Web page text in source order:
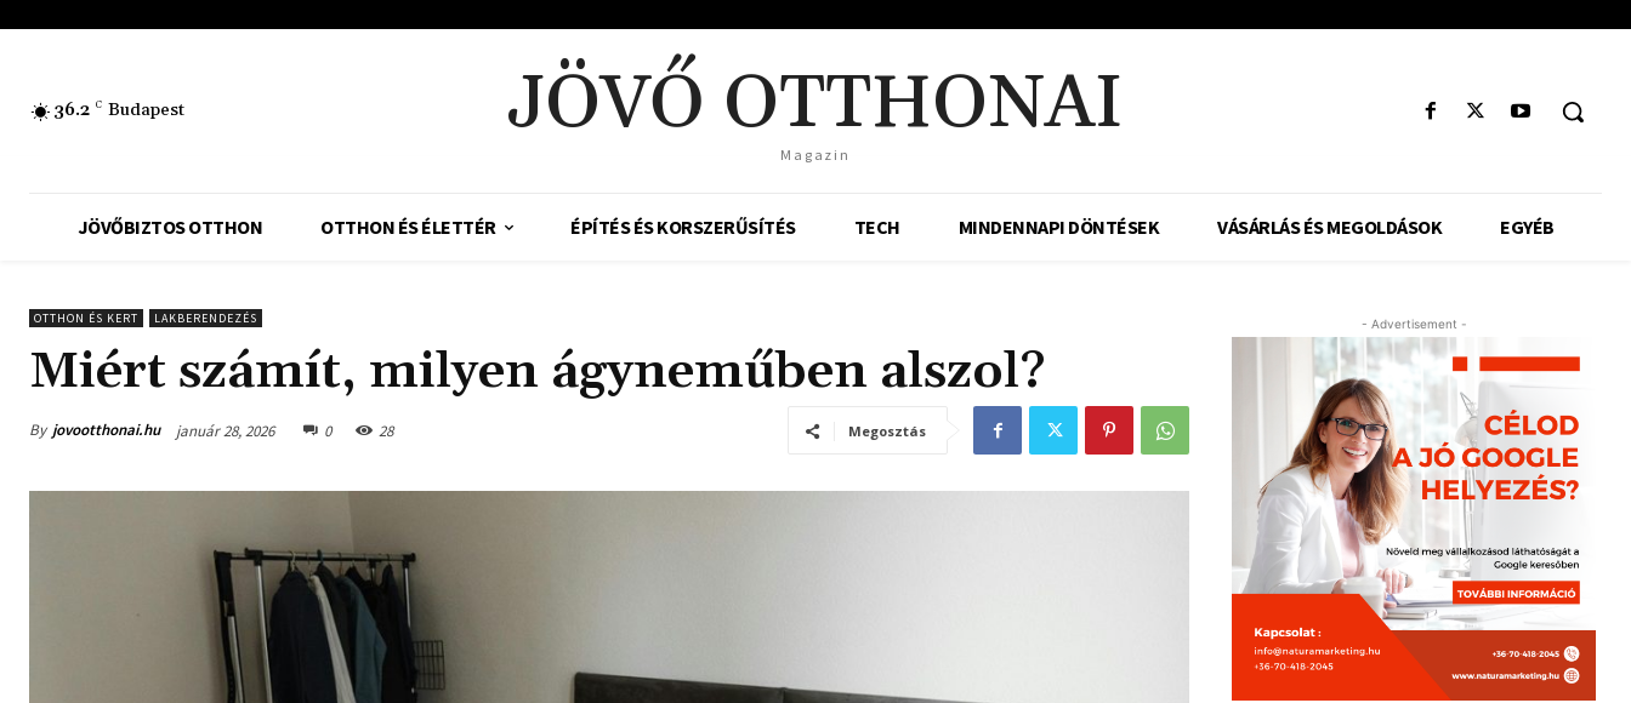
36.2 C Budapest JÖVŐ OTTHONAI
Magazin
JÖVŐBIZTOS OTTHON OTTHON ÉS ÉLETTÉR ÉPÍTÉS ÉS KORSZERŰSÍTÉS TECH MINDENNAPI DÖNTÉSEK VÁSÁRLÁS ÉS MEGOLDÁSOK EGYÉB
OTTHON ÉS KERT LAKBERENDEZÉS
Miért számít, milyen ágyneműben alszol?
By jovootthonai.hu január 28, 2026 0 28 Megosztás
- Advertisement -